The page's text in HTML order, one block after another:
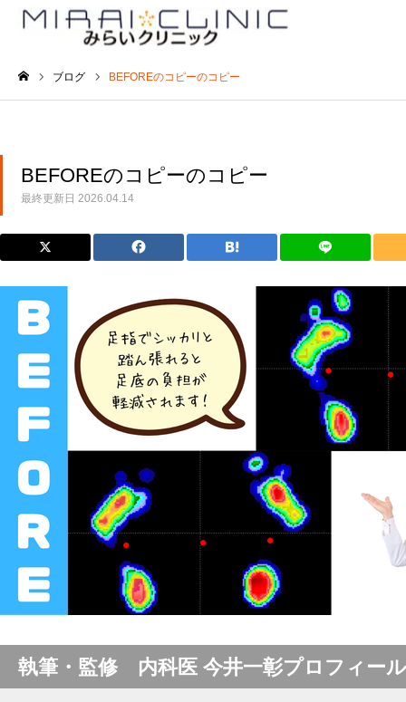
ブログ BEFOREのコピーのコピー
BEFOREのコピーのコピー
最終更新日 2026.04.14
執筆・監修 内科医 今井一彰プロフィール